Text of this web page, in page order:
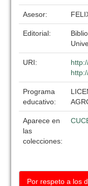
Asesor:
Editorial:
URI:
Programa
educativo:
Aparece en
las
colecciones:
Por respeto a los